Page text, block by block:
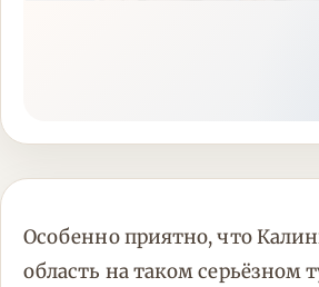
Особенно приятно, что
область на таком серьёзном